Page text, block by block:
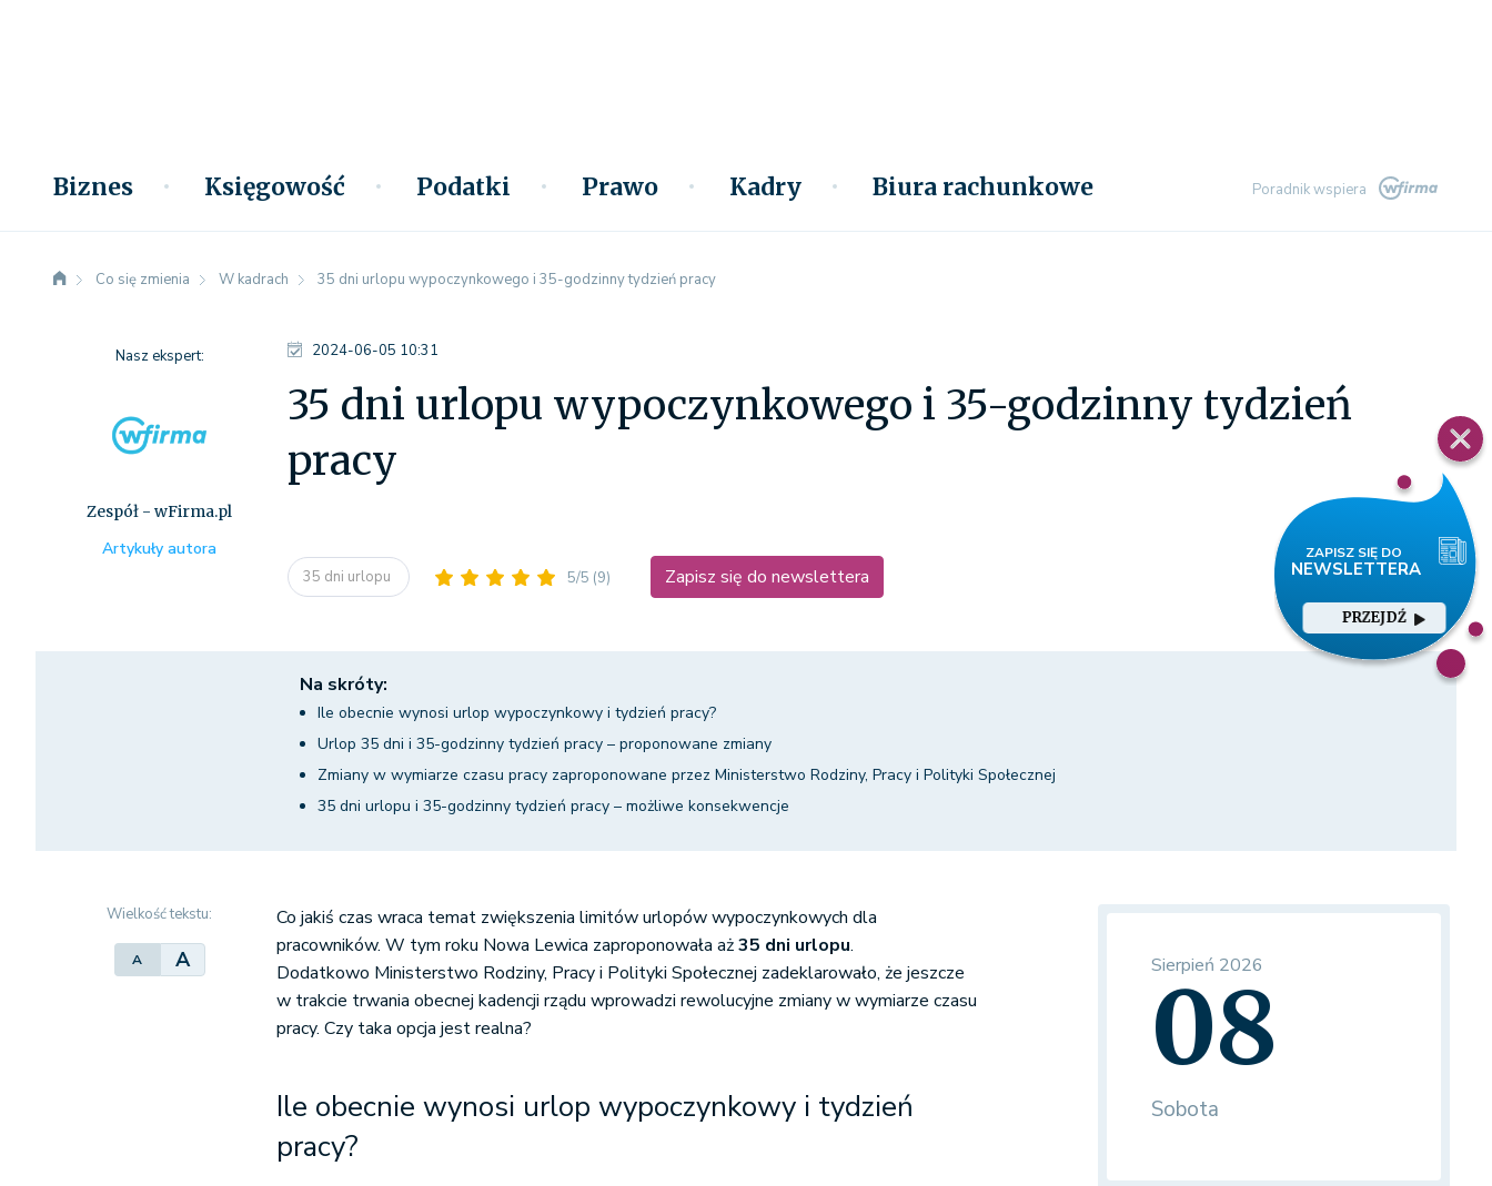
Biznes Księgowość Podatki Prawo Kadry Biura rachunkowe Poradnik wspiera
PRZEJDŹ
Co się zmienia W kadrach 35 dni urlopu wypoczynkowego i 35-godzinny tydzień pracy
2024-06-05 10:31
35 dni urlopu wypoczynkowego i 35-godzinny tydzień
pracy
35 dni urlopu 5/5 (9) Zapisz się do newslettera
Nasz ekspert:
Zespół - wFirma.pl
Artykuły autora
Na skróty:
Ile obecnie wynosi urlop wypoczynkowy i tydzień pracy?
Urlop 35 dni i 35-godzinny tydzień pracy – proponowane zmiany
Zmiany w wymiarze czasu pracy zaproponowane przez Ministerstwo Rodziny, Pracy i Polityki Społecznej
35 dni urlopu i 35-godzinny tydzień pracy – możliwe konsekwencje
Wielkość tekstu:
A A
Co jakiś czas wraca temat zwiększenia limitów urlopów wypoczynkowych dla
pracowników. W tym roku Nowa Lewica zaproponowała aż35 dni urlopu.
Dodatkowo Ministerstwo Rodziny, Pracy i Polityki Społecznej zadeklarowało, że jeszcze
w trakcie trwania obecnej kadencji rządu wprowadzi rewolucyjne zmiany w wymiarze czasu
pracy. Czy taka opcja jest realna?
Ile obecnie wynosi urlop wypoczynkowy i tydzień
pracy?
Sierpień 2026
08
Sobota